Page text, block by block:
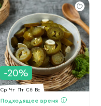
-20%
Ср Чт Пт Сб Вс
Подходящее время